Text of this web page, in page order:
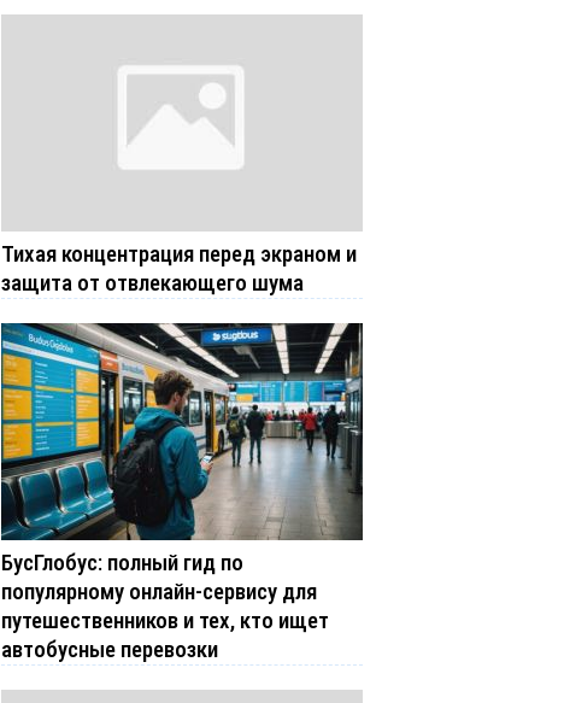
Тихая концентрация перед экраном и
защита от отвлекающего шума
БусГлобус: полный гид по
популярному онлайн-сервису для
путешественников и тех, кто ищет
автобусные перевозки